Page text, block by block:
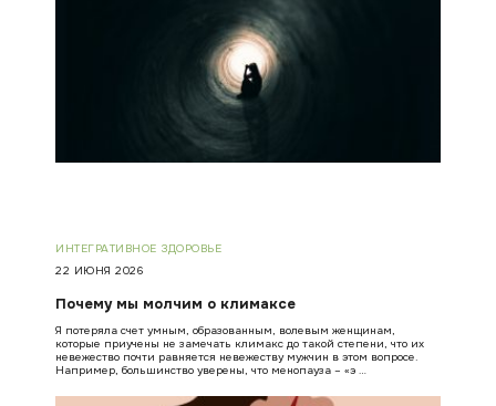
ИНТЕГРАТИВНОЕ ЗДОРОВЬЕ
22 ИЮНЯ 2026
Почему мы молчим о климаксе
Я потеряла счет умным, образованным, волевым женщинам,
которые приучены не замечать климакс до такой степени, что их
невежество почти равняется невежеству мужчин в этом вопросе.
Например, большинство уверены, что менопауза – «э …